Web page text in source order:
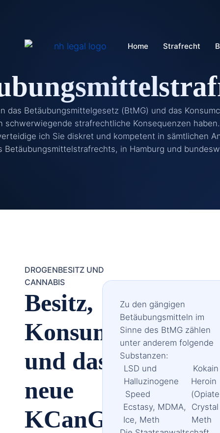
Home Strafrecht
das Betäubungsmittelgesetz (BtMG) und das
schwerwiegende strafrechtliche Konsequenzen
ich Sie diskret und kompetent in sämtlichen
Betäubungsmittelstrafrechts, in Hamburg und
DROGENBESITZ UND
CANNABIS
Besitz,
Konsum
und das
neue
KCanG
Zu den gängigen
Betäubungsmitteln im
Sinne des BtMG zählen
unter anderem folgende
Substanzen:
LSD und
Halluzinogene
Speed
Ecstasy, MDMA,
Ice, Meth
Kokain
Heroin
Crystal
Meth